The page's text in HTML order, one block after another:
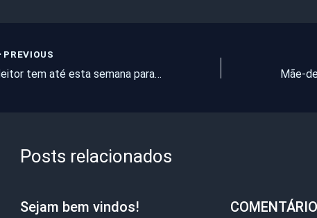
PREVIOUS
Eleitor tem até esta semana para justificar ausência no 1º turno
Posts relacionados
Sejam bem vindos!